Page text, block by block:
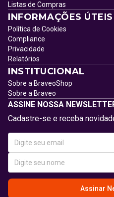
Listas de Compras
INFORMAÇÕES ÚTEIS
Política de Cookies
Compliance
Privacidade
Relatórios
INSTITUCIONAL
Sobre a BraveoShop
Sobre a Braveo
ASSINE NOSSA
Cadastre-se e receba
Assinar